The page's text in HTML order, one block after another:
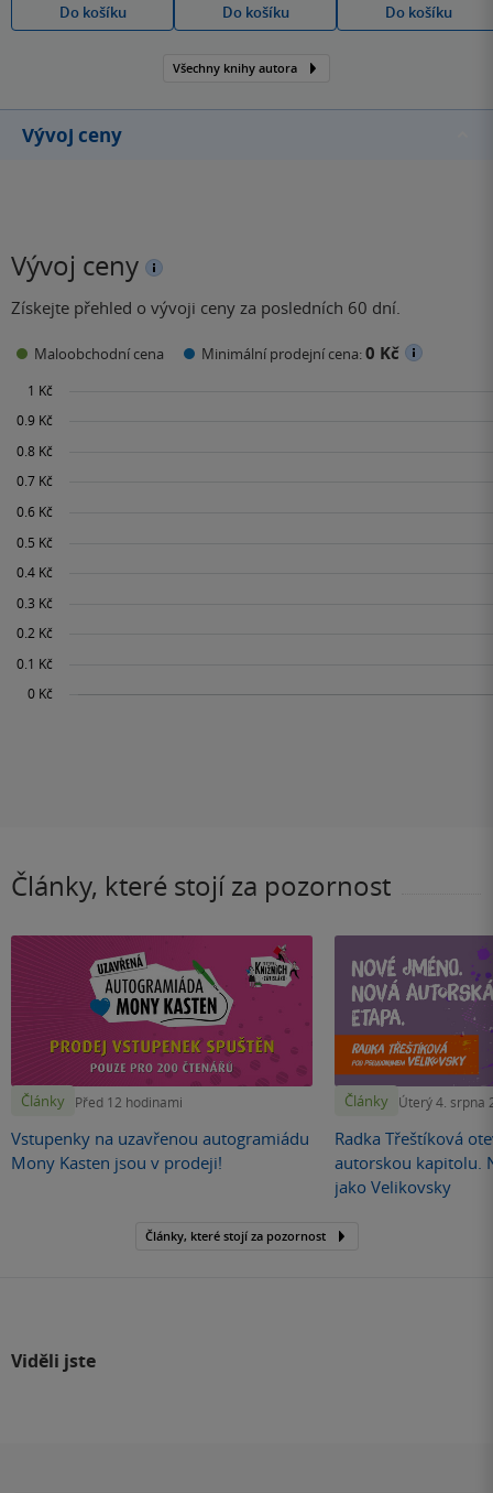
Do košíku
Do košíku
Do košíku
Všechny knihy autora
Vývoj ceny
Vývoj ceny
Získejte přehled o vývoji ceny za posledních 60 dní.
Maloobchodní cena Minimální prodejní cena:0 Kč
Články, které stojí za pozornost
Články Před 12 hodinami
Vstupenky na uzavřenou autogramiádu
Mony Kasten jsou v prodeji!
Články Úterý 4. srpna
Radka Třeštíková
autorskou kapitolu.
jako Velikovsky
Články, které stojí za pozornost
Viděli jste